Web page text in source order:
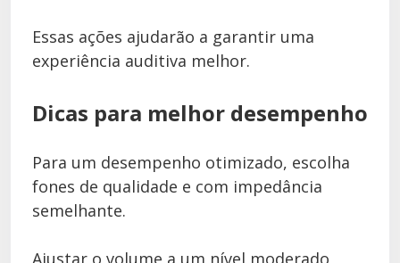
Essas ações ajudarão a garantir uma
experiência auditiva melhor.
Dicas para melhor desempenho
Para um desempenho otimizado, escolha
fones de qualidade e com impedância
semelhante.
Ajustar o volume a um nível moderado